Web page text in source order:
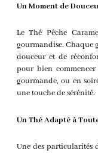
Un Moment de
Le Thé Pêche
gourmandise. Chaque
douceur et de
pour bien
gourmande, ou en
une touche de sérénité.
Un Thé Adapté à
Une des particularités